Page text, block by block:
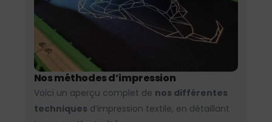
Nos méthodes d’impression
Voici un aperçu complet de nos différentes
techniques d’impression textile, en détaillant